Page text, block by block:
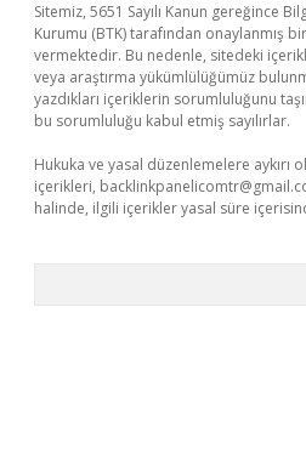
Sitemiz, 5651 Sayılı Kanun gereğince
Kurumu (BTK) tarafından onaylanmış
vermektedir. Bu nedenle, sitedeki
veya araştırma yükümlülüğümüz
yazdıkları içeriklerin sorumluluğunu
bu sorumluluğu kabul etmiş sayılırlar.
Hukuka ve yasal düzenlemelere aykırı
içerikleri,
halinde, ilgili içerikler yasal süre